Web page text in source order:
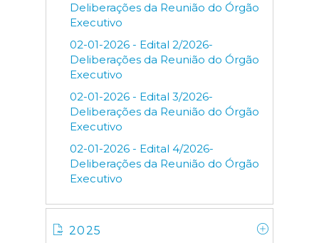
Deliberações da Reunião do Órgão
Executivo
02-01-2026 - Edital 2/2026-
Deliberações da Reunião do Órgão
Executivo
02-01-2026 - Edital 3/2026-
Deliberações da Reunião do Órgão
Executivo
02-01-2026 - Edital 4/2026-
Deliberações da Reunião do Órgão
Executivo
2025